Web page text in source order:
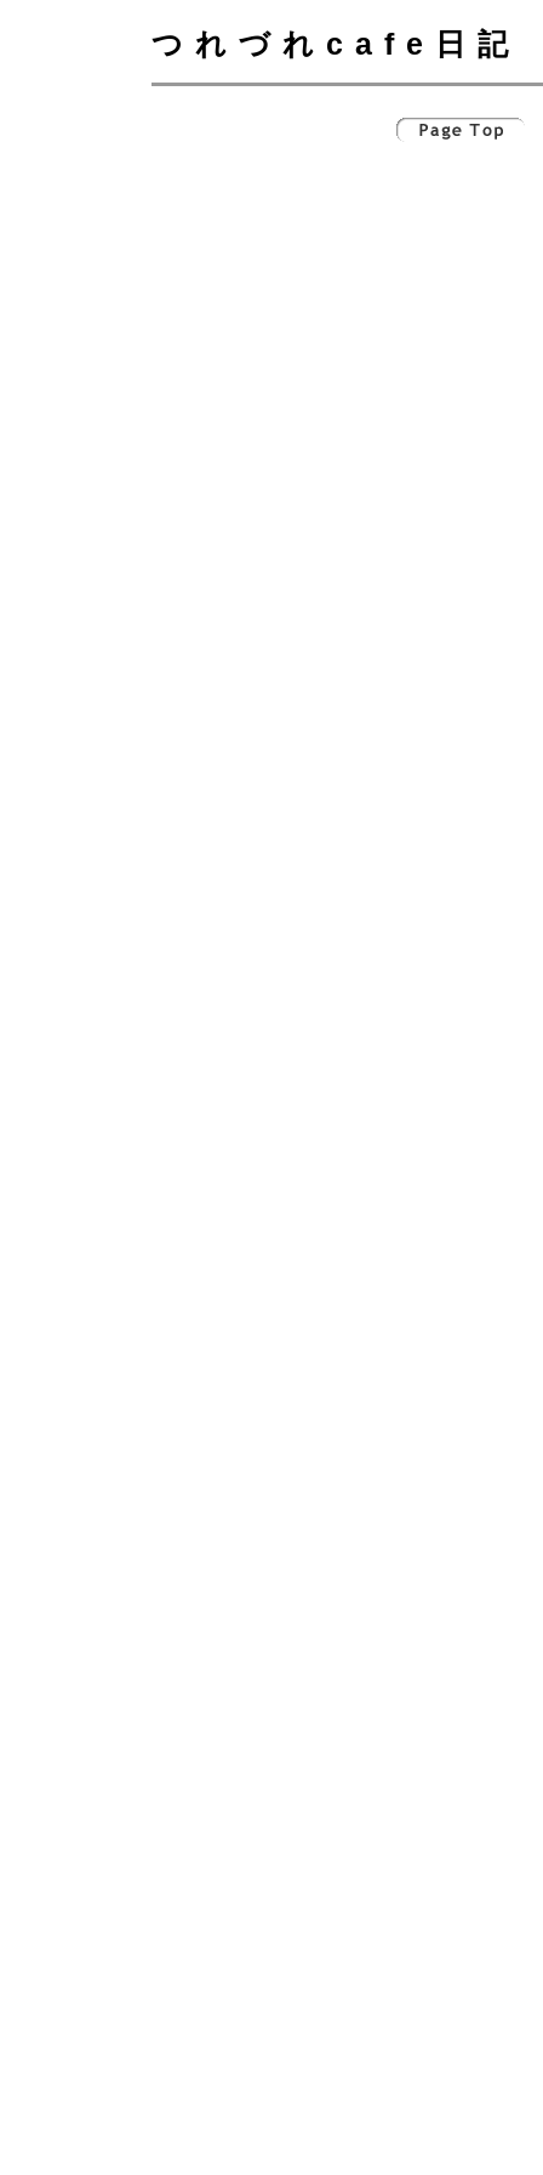
つれづれcafe日記